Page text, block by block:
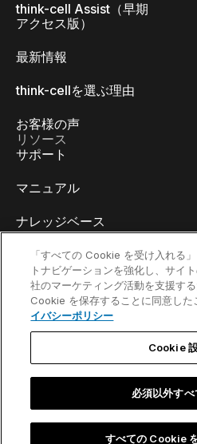
think-cell Assist（早期
アクセス版）
最新情報
think-cellを選ぶ理由
お客様の声
リソース
サポート
マニュアル
ナレッジベース
think-cell Academy
ビデオチュートリアル
コンテンツハブ
お問い合わせ／
「すべての Cookie を受け入れる
トナビゲーションを強化し、サイ
社のマーケティング活動を支援す
Cookie を保存することに同意した
イバシーポリシー
Cookie
必須以外す
すべての Cookie